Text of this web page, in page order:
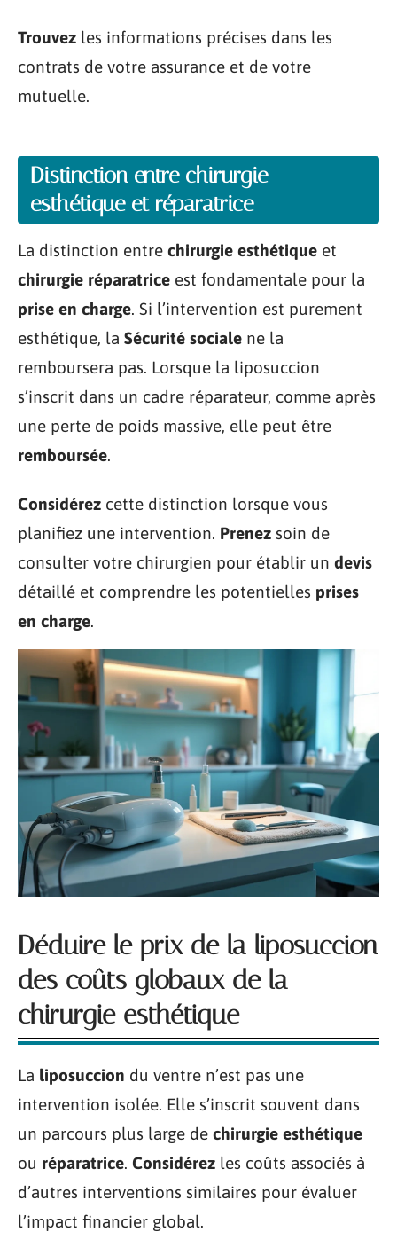
Trouvez les informations précises dans les
contrats de votre assurance et de votre
mutuelle.
Distinction entre chirurgie
esthétique et réparatrice
La distinction entre chirurgie esthétique et
chirurgie réparatrice est fondamentale pour la
prise en charge. Si l’intervention est purement
esthétique, la Sécurité sociale ne la
remboursera pas. Lorsque la liposuccion
s’inscrit dans un cadre réparateur, comme après
une perte de poids massive, elle peut être
remboursée.
Considérez cette distinction lorsque vous
planifiez une intervention. Prenez soin de
consulter votre chirurgien pour établir un devis
détaillé et comprendre les potentielles prises
en charge.
Déduire le prix de la liposuccion
des coûts globaux de la
chirurgie esthétique
La liposuccion du ventre n’est pas une
intervention isolée. Elle s’inscrit souvent dans
un parcours plus large de chirurgie esthétique
ou réparatrice. Considérez les coûts associés à
d’autres interventions similaires pour évaluer
l’impact financier global.